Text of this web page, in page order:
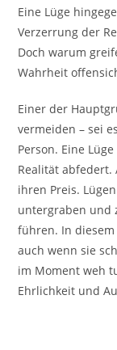
Eine Lüge
Verzerrung der
Doch warum
Wahrheit
Einer der
vermeiden – sei
Person. Eine
Realität
ihren Preis.
untergraben und
führen. In
auch wenn sie
im Moment weh
Ehrlichkeit und